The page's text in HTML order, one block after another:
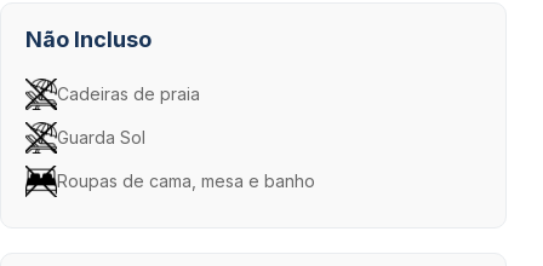
Não Incluso
Cadeiras de praia
Guarda Sol
Roupas de cama, mesa e banho